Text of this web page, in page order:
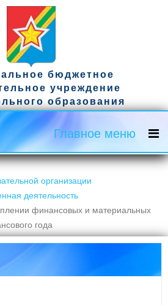
бюджетное
учреждение
образования
школа имени гвардии
Д.А. Ужвака
сайт
Главное меню
организации
деятельность
финансовых и материальных
года